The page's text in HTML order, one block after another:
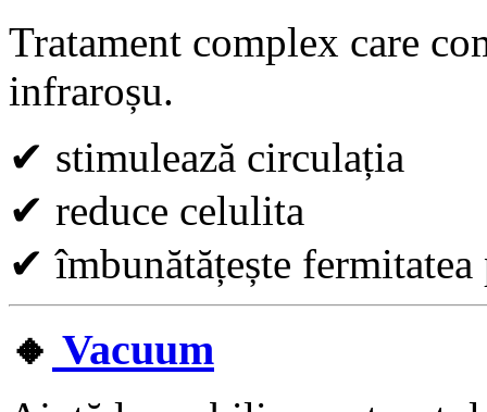
Tratament complex care
infraroșu.
✔ stimulează circulația
✔ reduce celulita
✔ îmbunătățește
🔸 Vacuum